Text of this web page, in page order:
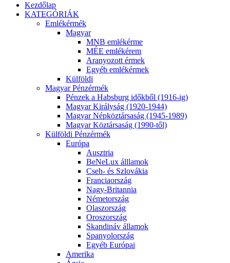
Kezdőlap
KATEGÓRIÁK
Emlékérmék
Magyar
MNB emlékérme
MÉE emlékérem
Aranyozott érmek
Egyéb emlékérmek
Külföldi
Magyar Pénzérmék
Pénzek a Habsburg időkből (1916-ig)
Magyar Királyság (1920-1944)
Magyar Népköztársaság (1945-1989)
Magyar Köztársaság (1990-től)
Külföldi Pénzérmék
Európa
Ausztria
BeNeLux álllamok
Cseh- és Szlovákia
Franciaország
Nagy-Britannia
Németország
Olaszország
Oroszország
Skandináv államok
Spanyolország
Egyéb Európai
Amerika